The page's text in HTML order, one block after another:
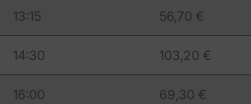
13:15 56,70 €
14:30 103,20 €
16:00 69,30 €